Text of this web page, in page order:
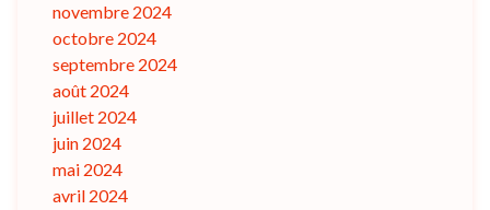
novembre 2024
octobre 2024
septembre 2024
août 2024
juillet 2024
juin 2024
mai 2024
avril 2024